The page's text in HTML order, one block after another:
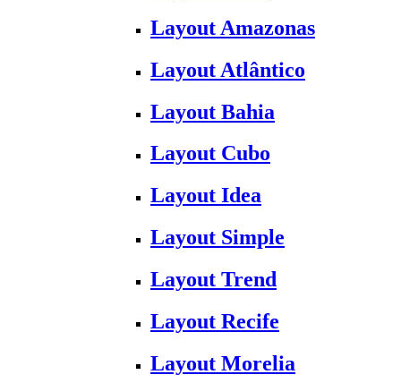
Layout Amazonas
Layout Atlântico
Layout Bahia
Layout Cubo
Layout Idea
Layout Simple
Layout Trend
Layout Recife
Layout Morelia